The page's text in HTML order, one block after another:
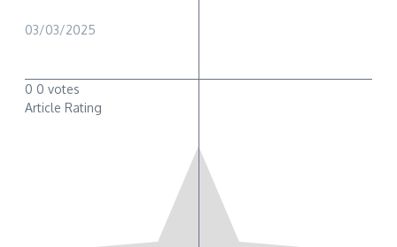
03/03/2025
0 0 votes
Article Rating